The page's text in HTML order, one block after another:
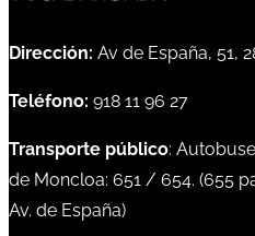
Dirección: Av de España, 51,
Teléfono: 918 11 96 27
Transporte público:
de Moncloa: 651 / 654. (655
Av. de España)